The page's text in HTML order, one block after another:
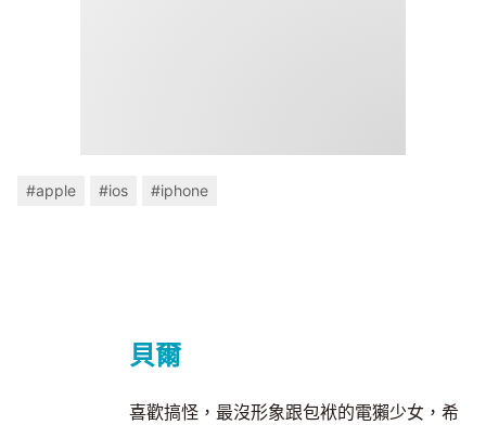
#apple #ios #iphone
貝爾
喜歡搞怪，最沒形象跟包袱的電獺少女，希